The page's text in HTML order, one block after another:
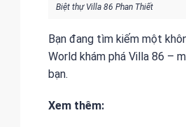
Biệt thự Villa 86 Phan Thiết
Bạn đang tìm kiếm một
World khám phá Villa 86 –
bạn.
Xem thêm: